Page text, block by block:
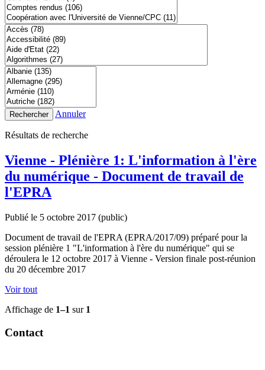
Rechercher Annuler
Résultats de recherche
Vienne - Plénière 1: L'information à l'ère
du numérique - Document de travail de
l'EPRA
Publié le 5 octobre 2017 (public)
Document de travail de l'EPRA (EPRA/2017/09) préparé pour la
session plénière 1 "L'information à l'ère du numérique" qui se
déroulera le 12 octobre 2017 à Vienne - Version finale post-réunion
du 20 décembre 2017
Voir tout
Affichage de 1–1 sur 1
Contact